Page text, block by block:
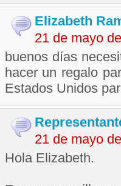
Elizabeth
21 de mayo
buenos días
hacer un regalo
Estados Unidos
21 de mayo
Hola Elizabeth.